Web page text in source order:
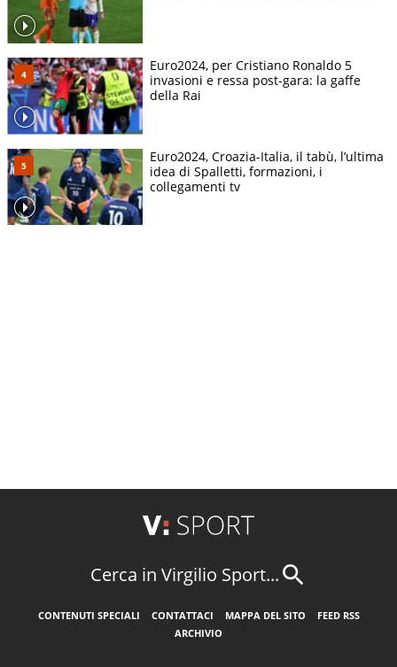
Euro2024, per Cristiano Ronaldo 5
invasioni e ressa post-gara: la gaffe
della Rai
Euro2024, Croazia-Italia, il tabù, l’ultima
idea di Spalletti, formazioni, i
collegamenti tv
Cerca in Virgilio Sport...
CONTENUTI SPECIALI CONTATTACI MAPPA DEL SITO
FEED RSS
ARCHIVIO